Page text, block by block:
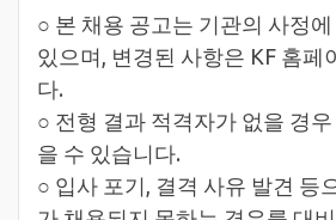
○ 본 채용 공고는 기관의 사정
있으며, 변경된 사항은 KF 홈페
다.
○ 전형 결과 적격자가 없을 경
을 수 있습니다.
○ 입사 포기, 결격 사유 발견 등